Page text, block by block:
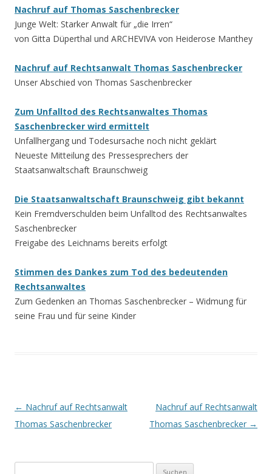
Nachruf auf Thomas Saschenbrecker
Junge Welt: Starker Anwalt für „die Irren“
von Gitta Düperthal und ARCHEVIVA von Heiderose Manthey
Nachruf auf Rechtsanwalt Thomas Saschenbrecker
Unser Abschied von Thomas Saschenbrecker
Zum Unfalltod des Rechtsanwaltes Thomas
Saschenbrecker wird ermittelt
Unfallhergang und Todesursache noch nicht geklärt
Neueste Mitteilung des Pressesprechers der
Staatsanwaltschaft Braunschweig
Die Staatsanwaltschaft Braunschweig gibt bekannt
Kein Fremdverschulden beim Unfalltod des Rechtsanwaltes
Saschenbrecker
Freigabe des Leichnams bereits erfolgt
Stimmen des Dankes zum Tod des bedeutenden
Rechtsanwaltes
Zum Gedenken an Thomas Saschenbrecker – Widmung für
seine Frau und für seine Kinder
Beitrags-
Navigation
← Nachruf auf Rechtsanwalt
Thomas Saschenbrecker
Nachruf auf Rechtsanwalt
Thomas Saschenbrecker →